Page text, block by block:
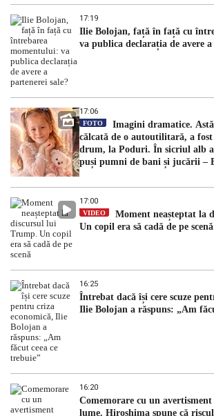
17:19
Ilie Bolojan, față în față cu
va publica declarația de avere
17:06
FOTO
Imagini dramatice.
călcată de o autoutilitară, a
drum, la Poduri. În sicriul alb
puși pumni de bani și jucării –
17:00
VIDEO
Moment neașteptat la
Un copil era să cadă de pe scenă
16:25
Întrebat dacă își cere scuze
Ilie Bolojan a răspuns: „Am
16:20
Comemorare cu un
lume. Hiroshima spune că